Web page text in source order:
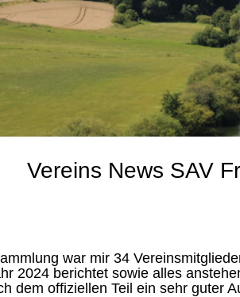
Vereins News SAV
war mir 34
2024 berichtet sowie alles
dem offiziellen Teil ein sehr guter